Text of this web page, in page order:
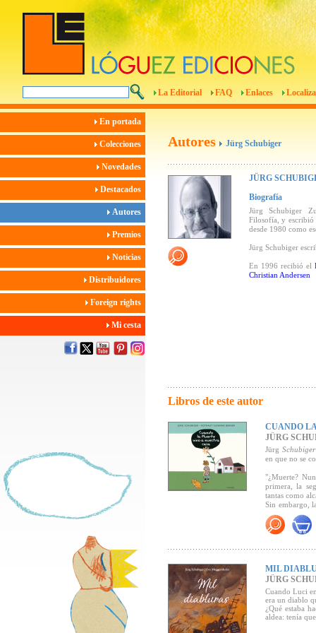
La Editorial FAQ Enlaces
En portada
Colecciones
Novedades
Destacados
Autores
Premios
Noticias
Distribuidores
Foreign rights
Mi cesta
Autores Jürg Schubiger
JÜRG
Biografía
Jürg Schubiger
Filosofía, y escribió
desde 1980 como
Jürg Schubiger
En 1996 recibió el
Christian Andersen
Libros de este autor
CUANDO
JÜRG
Jürg Schubiger
en que no se
"¿Muerte?
primera, la
tantas como
Sin embargo,
mejor dicho,
tienen que
quema la
inteligentes
cómo con la
y el consuelo.
"Este nuevo
agridulce que
contar algo
MIL
JÜRG
Cuando Luci
era un diablo
¿Qué estaba
aldea: tenía